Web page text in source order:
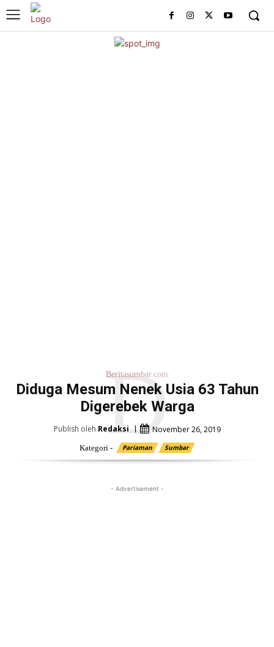
Beritasumbar.com
Diduga Mesum Nenek Usia 63 Tahun
Digerebek Warga
D
Publish oleh Redaksi November 26, 2019
Kategori - Pariaman Sumbar
- Advertisement -